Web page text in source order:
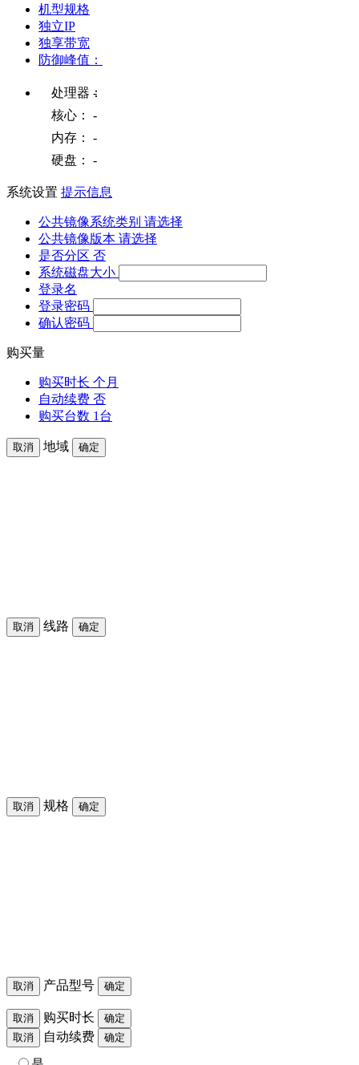
机型规格
独立IP
独享带宽
防御峰值：
处理器：
-
核心：
-
内存：
-
硬盘：
-
系统设置 提示信息
公共镜像系统类别 请选择
公共镜像版本 请选择
是否分区 否
系统磁盘大小
登录名
登录密码
确认密码
购买量
购买时长 个月
自动续费 否
购买台数 1台
取消 地域 确定
取消 线路 确定
取消 规格 确定
取消 产品型号 确定
取消 购买时长
确定
取消
自动续费 确定